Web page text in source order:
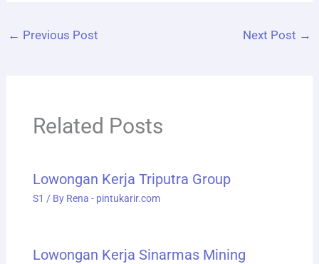
← Previous Post Next Post →
Related Posts
Lowongan Kerja Triputra Group
S1 / By Rena - pintukarir.com
Lowongan Kerja Sinarmas Mining